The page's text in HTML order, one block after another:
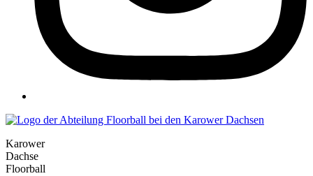
Karower
Dachse
Floorball